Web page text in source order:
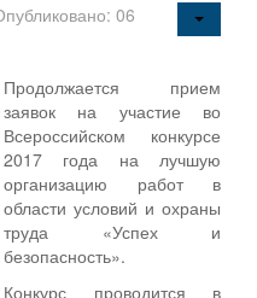
06
Продолжается прием
заявок на участие во
Всероссийском конкурсе
2017 года на лучшую
организацию работ в
области условий и охраны
труда «Успех и
безопасность».
Конкурс проводится в